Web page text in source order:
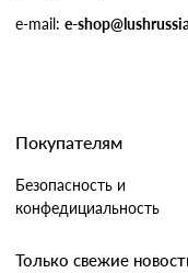
e-mail: e-
Покупателям
Безопасность и
конфедициальность
Только свежие